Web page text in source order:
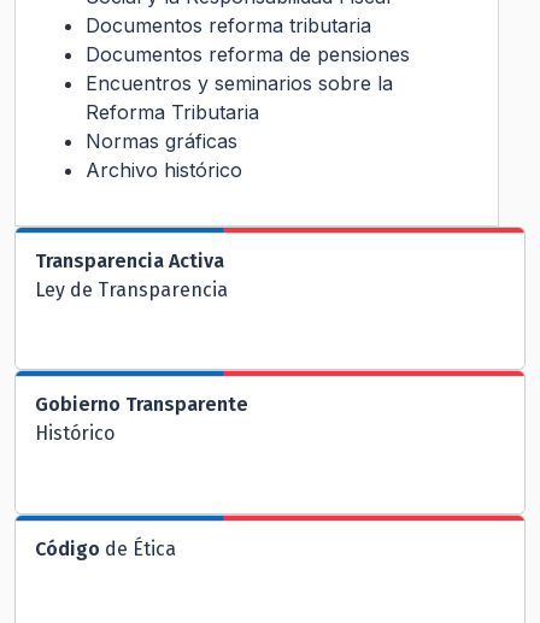
Documentos reforma tributaria
Documentos reforma de pensiones
Encuentros y seminarios sobre la
Reforma Tributaria
Normas gráficas
Archivo histórico
Transparencia Activa
Ley de Transparencia
Gobierno Transparente
Histórico
Código de Ética